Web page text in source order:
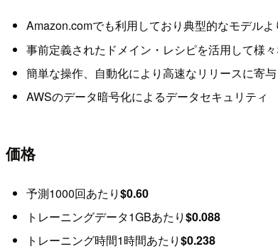
Amazon.comでも利用しており典型的なモデル
事前定義されたドメイン・レシピを活用して様
簡単な操作、自動化により高速なリリースに寄与
AWSのデータ暗号化によるデータセキュリティ
価格
予測1000回あたり$0.60
トレーニングデータ1GBあたり$0.088
トレーニング時間1時間あたり$0.238